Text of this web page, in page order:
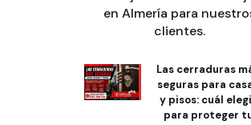
en Almería para
clientes.
Las cerraduras
seguras para
y pisos: cuál
para proteger